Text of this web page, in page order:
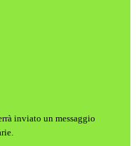
inviato un messaggio